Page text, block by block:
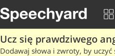
Ucz się prawdziwego
Dodawaj słowa i zwroty, by